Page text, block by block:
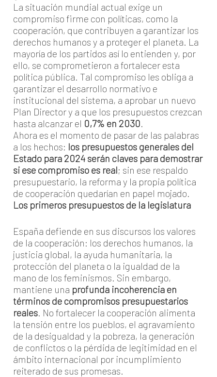
La situación mundial actual exige un
compromiso firme con políticas, como la
cooperación, que contribuyen a garantizar los
derechos humanos y a proteger el planeta. La
mayoría de los partidos así lo entienden y, por
ello, se comprometieron a fortalecer esta
política pública. Tal compromiso les obliga a
garantizar el desarrollo normativo e
institucional del sistema, a aprobar un nuevo
Plan Director y a que los presupuestos crezcan
hasta alcanzar el 0,7% en 2030.
Ahora es el momento de pasar de las palabras
a los hechos: los presupuestos generales del
Estado para 2024 serán claves para demostrar
si ese compromiso es real; sin ese respaldo
presupuestario, la reforma y la propia política
de cooperación quedarían en papel mojado.
Los primeros presupuestos de la legislatura
España defiende en sus discursos los valores
de la cooperación: los derechos humanos, la
justicia global, la ayuda humanitaria, la
protección del planeta o la igualdad de la
mano de los feminismos. Sin embargo,
mantiene una profunda incoherencia en
términos de compromisos presupuestarios
reales. No fortalecer la cooperación alimenta
la tensión entre los pueblos, el agravamiento
de la desigualdad y la pobreza, la generación
de conflictos o la pérdida de legitimidad en el
ámbito internacional por incumplimiento
reiterado de sus promesas.